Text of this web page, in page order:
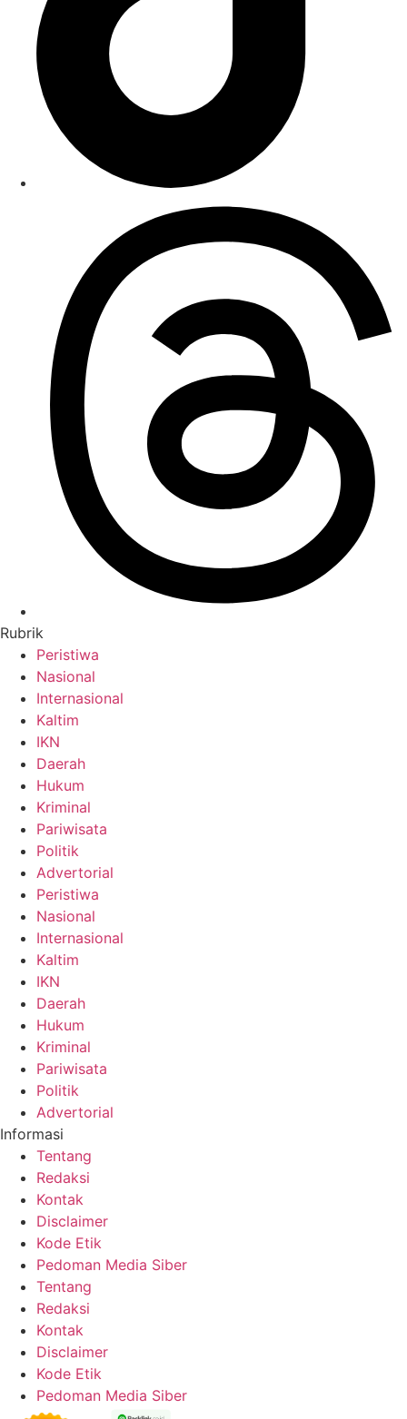
Rubrik
Peristiwa
Nasional
Internasional
Kaltim
IKN
Daerah
Hukum
Kriminal
Pariwisata
Politik
Advertorial
Peristiwa
Nasional
Internasional
Kaltim
IKN
Daerah
Hukum
Kriminal
Pariwisata
Politik
Advertorial
Informasi
Tentang
Redaksi
Kontak
Disclaimer
Kode Etik
Pedoman Media Siber
Tentang
Redaksi
Kontak
Disclaimer
Kode Etik
Pedoman Media Siber